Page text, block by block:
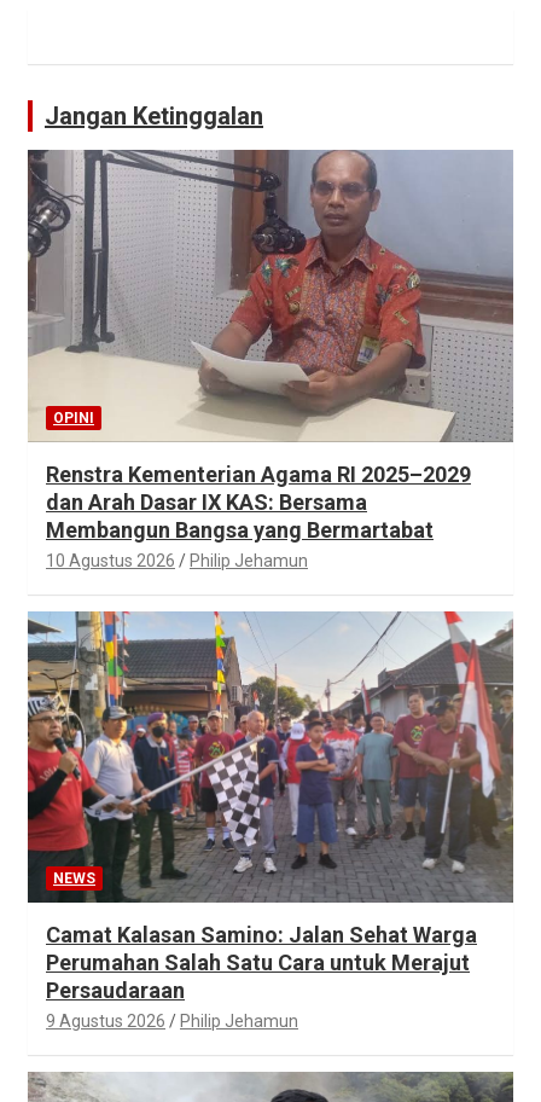
Jangan Ketinggalan
OPINI
Renstra Kementerian Agama RI 2025–2029
dan Arah Dasar IX KAS: Bersama
Membangun Bangsa yang Bermartabat
10 Agustus 2026 Philip Jehamun
NEWS
Camat Kalasan Samino: Jalan Sehat Warga
Perumahan Salah Satu Cara untuk Merajut
Persaudaraan
9 Agustus 2026 Philip Jehamun